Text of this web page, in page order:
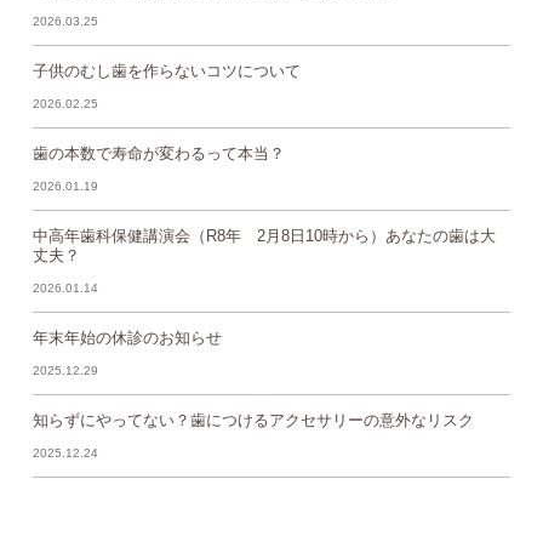
2026.03.25
子供のむし歯を作らないコツについて
2026.02.25
歯の本数で寿命が変わるって本当？
2026.01.19
中高年歯科保健講演会（R8年 2月8日10時から）あなたの歯は大
丈夫？
2026.01.14
年末年始の休診のお知らせ
2025.12.29
知らずにやってない？歯につけるアクセサリーの意外なリスク
2025.12.24